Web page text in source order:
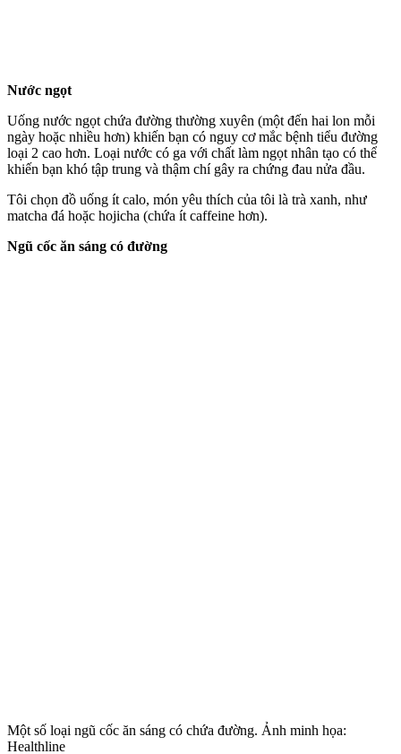
Nước ngọt
Uống nước ngọt chứa đường thường xuyên (một đến hai lon mỗi
ngày hoặc nhiều hơn) khiến bạn có nguy cơ mắc bệnh tiểu đường
loại 2 cao hơn. Loại nước có ga với chất làm ngọt nhân tạo có thể
khiến bạn khó tập trung và thậm chí gây ra chứng đau nửa đầu.
Tôi chọn đồ uống ít calo, món yêu thích của tôi là trà xanh, như
matcha đá hoặc hojicha (chứa ít caffeine hơn).
Ngũ cốc ăn sáng có đường
Một số loại ngũ cốc ăn sáng có chứa đường. Ảnh minh họa:
Healthline